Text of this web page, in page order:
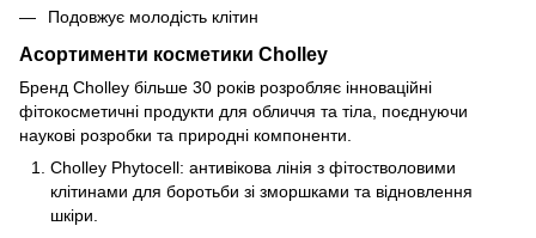
Подовжує молодість клітин
Асортименти косметики Cholley
Бренд Cholley більше 30 років розробляє інноваційні
фітокосметичні продукти для обличчя та тіла, поєднуючи
наукові розробки та природні компоненти.
Cholley Phytocell: антивікова лінія з фітостволовими
клітинами для боротьби зі зморшками та відновлення
шкіри.